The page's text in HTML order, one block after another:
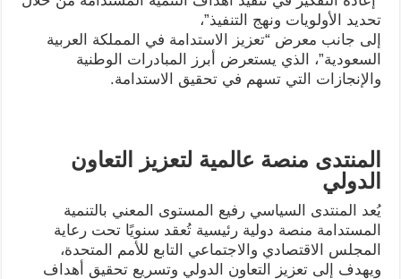
تحديد الأولويات ونهج التنفيذ”،
إلى جانب معرض “تعزيز الاستدامة في المملكة العربية
السعودية”، الذي يستعرض أبرز المبادرات الوطنية
والإنجازات التي تسهم في تحقيق الاستدامة.
المنتدى منصة عالمية لتعزيز التعاون
الدولي
يُعد المنتدى السياسي رفيع المستوى المعني بالتنمية
المستدامة منصة دولية رئيسية تُعقد سنويًا تحت رعاية
المجلس الاقتصادي والاجتماعي التابع للأمم المتحدة،
ويهدف إلى تعزيز التعاون الدولي وتسريع تحقيق أهداف